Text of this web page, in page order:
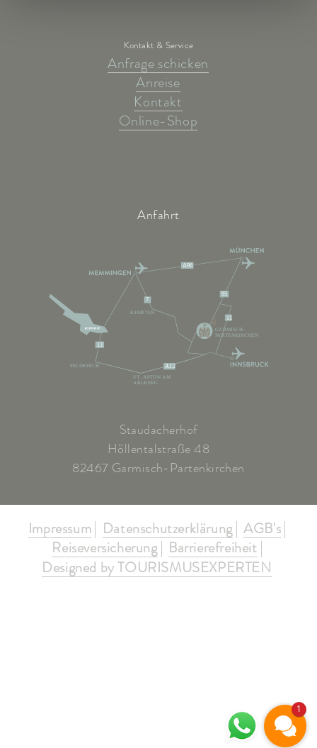
Kontakt & Service
Anfrage schicken
Anreise
Kontakt
Online-Shop
Anfahrt
A96
95
11
7
A12
13
KEMPTEN
ST. ANTON AM
ARLBERG
FELDKIRCH
GARMISCH-
PARTENKIRCHEN
Staudacherhof
Höllentalstraße 48
82467 Garmisch-Partenkirchen
Impressum Datenschutzerklärung
AGB's
Reiseversicherung
Barrierefreiheit
Designed by TOURISMUSEXPERTEN
1